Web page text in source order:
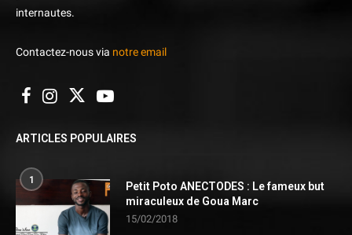
internautes.
Contactez-nous via notre email
ARTICLES POPULAIRES
1
Petit Poto ANECTODES : Le fameux but
miraculeux de Goua Marc
15/02/2018